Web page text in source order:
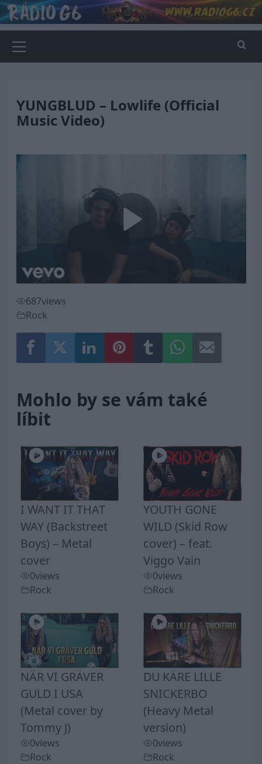
Skip
to
content
Menu
YUNGBLUD – Lowlife (Official
Music Video)
Play
Video
687views
Rock
Mohlo by se vám také
líbit
I WANT IT THAT
WAY (Backstreet
Boys) – Metal
cover
0views
Rock
YOUTH GONE
WILD (Skid Row
cover) – feat.
Viggo Vain
0views
Rock
NÄR VI GRÄVER
GULD I USA
(Metal cover by
Tommy J)
0views
Rock
DU KÄRE LILLE
SNICKERBO
(Heavy Metal
version)
0views
Rock